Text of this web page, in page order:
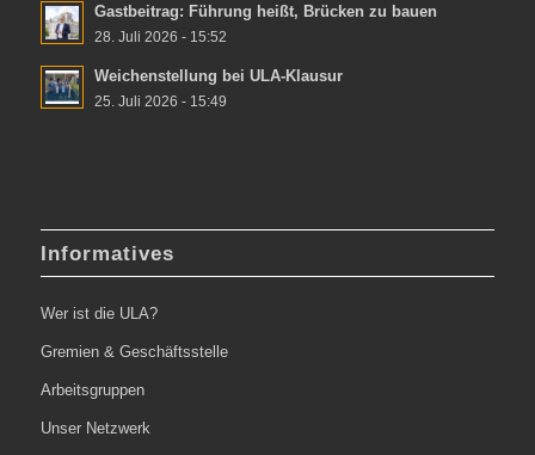
Gastbeitrag: Führung heißt, Brücken zu bauen
28. Juli 2026 - 15:52
Weichenstellung bei ULA-Klausur
25. Juli 2026 - 15:49
Informatives
Wer ist die ULA?
Gremien & Geschäftsstelle
Arbeitsgruppen
Unser Netzwerk